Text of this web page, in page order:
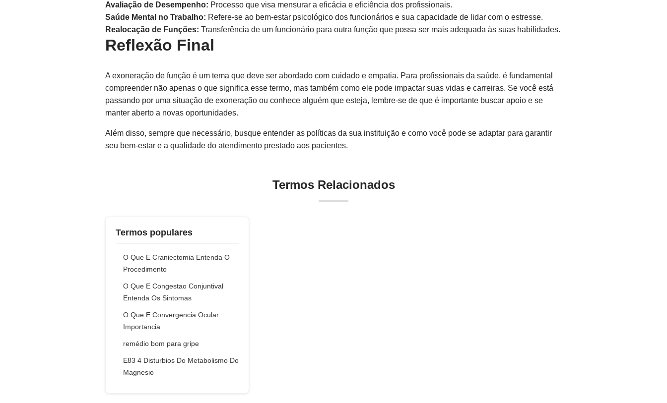
Avaliação de Desempenho: Processo que visa mensurar a eficácia e eficiência dos profissionais.
Saúde Mental no Trabalho: Refere-se ao bem-estar psicológico dos funcionários e sua capacidade de lidar com o estresse.
Realocação de Funções: Transferência de um funcionário para outra função que possa ser mais adequada às suas habilidades.
Reflexão Final
A exoneração de função é um tema que deve ser abordado com cuidado e empatia. Para profissionais da saúde, é fundamental
compreender não apenas o que significa esse termo, mas também como ele pode impactar suas vidas e carreiras. Se você está
passando por uma situação de exoneração ou conhece alguém que esteja, lembre-se de que é importante buscar apoio e se
manter aberto a novas oportunidades.
Além disso, sempre que necessário, busque entender as políticas da sua instituição e como você pode se adaptar para garantir
seu bem-estar e a qualidade do atendimento prestado aos pacientes.
Termos Relacionados
Termos populares
O Que E Craniectomia Entenda O
Procedimento
O Que E Congestao Conjuntival
Entenda Os Sintomas
O Que E Convergencia Ocular
Importancia
remédio bom para gripe
E83 4 Disturbios Do Metabolismo Do
Magnesio